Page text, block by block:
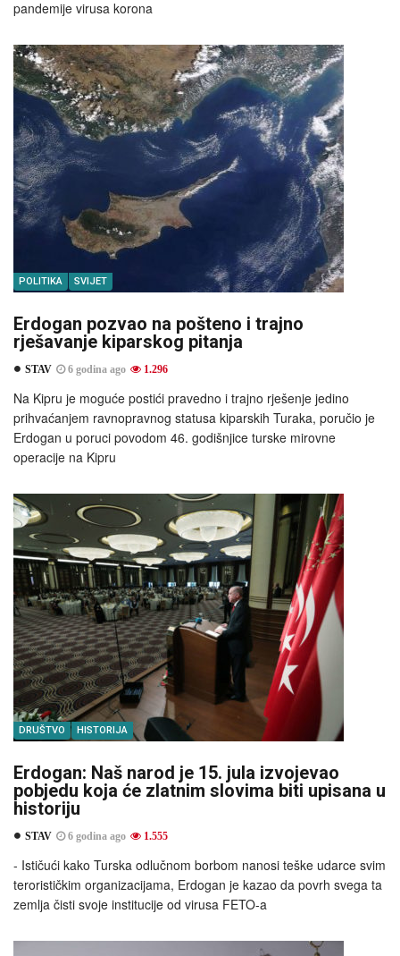
pandemije virusa korona
POLITIKA SVIJET
Erdogan pozvao na pošteno i trajno
rješavanje kiparskog pitanja
STAV 6 godina ago 1.296
Na Kipru je moguće postići pravedno i trajno rješenje jedino
prihvaćanjem ravnopravnog statusa kiparskih Turaka, poručio je
Erdogan u poruci povodom 46. godišnjice turske mirovne
operacije na Kipru
DRUŠTVO HISTORIJA
Erdogan: Naš narod je 15. jula izvojevao
pobjedu koja će zlatnim slovima biti upisana u
historiju
STAV 6 godina ago 1.555
- Ističući kako Turska odlučnom borbom nanosi teške udarce svim
terorističkim organizacijama, Erdogan je kazao da povrh svega ta
zemlja čisti svoje institucije od virusa FETO-a